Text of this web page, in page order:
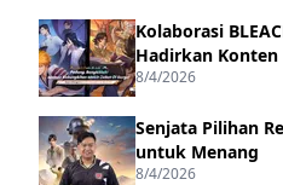
Kolaborasi
Hadirkan
8/4/2026
Senjata Pilihan
untuk Menang
8/4/2026